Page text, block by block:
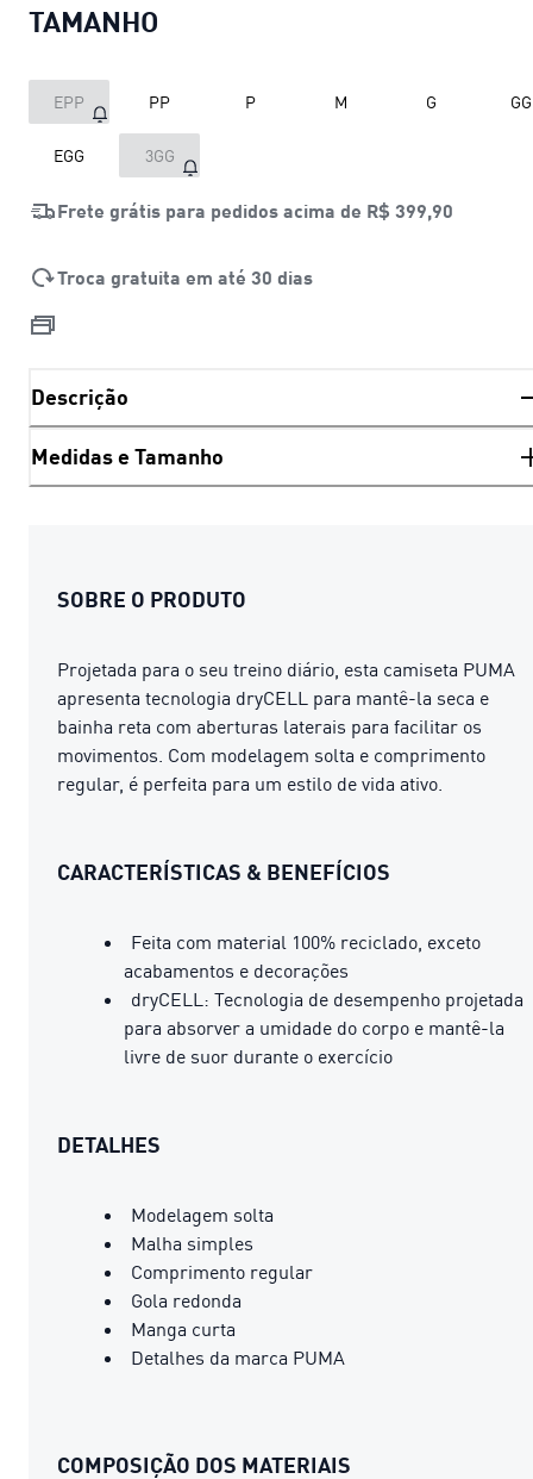
TAMANHO
EPP PP P M G GG
EGG 3GG
Frete grátis para pedidos acima de R$ 399,90
Troca gratuita em até 30 dias
Descrição
Medidas e Tamanho
SOBRE O PRODUTO
Projetada para o seu treino diário, esta camiseta PUMA
apresenta tecnologia dryCELL para mantê-la seca e
bainha reta com aberturas laterais para facilitar os
movimentos. Com modelagem solta e comprimento
regular, é perfeita para um estilo de vida ativo.
CARACTERÍSTICAS & BENEFÍCIOS
Feita com material 100% reciclado, exceto
acabamentos e decorações
dryCELL: Tecnologia de desempenho projetada
para absorver a umidade do corpo e mantê-la
livre de suor durante o exercício
DETALHES
Modelagem solta
Malha simples
Comprimento regular
Gola redonda
Manga curta
Detalhes da marca PUMA
COMPOSIÇÃO DOS MATERIAIS